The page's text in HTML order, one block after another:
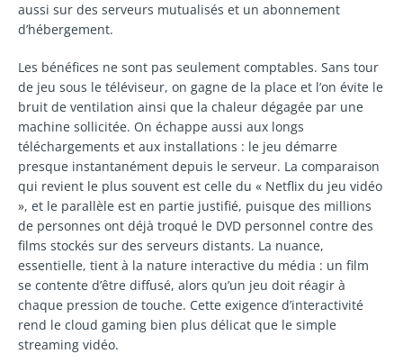
aussi sur des serveurs mutualisés et un abonnement
d’hébergement.
Les bénéfices ne sont pas seulement comptables. Sans tour
de jeu sous le téléviseur, on gagne de la place et l’on évite le
bruit de ventilation ainsi que la chaleur dégagée par une
machine sollicitée. On échappe aussi aux longs
téléchargements et aux installations : le jeu démarre
presque instantanément depuis le serveur. La comparaison
qui revient le plus souvent est celle du « Netflix du jeu vidéo
», et le parallèle est en partie justifié, puisque des millions
de personnes ont déjà troqué le DVD personnel contre des
films stockés sur des serveurs distants. La nuance,
essentielle, tient à la nature interactive du média : un film
se contente d’être diffusé, alors qu’un jeu doit réagir à
chaque pression de touche. Cette exigence d’interactivité
rend le cloud gaming bien plus délicat que le simple
streaming vidéo.